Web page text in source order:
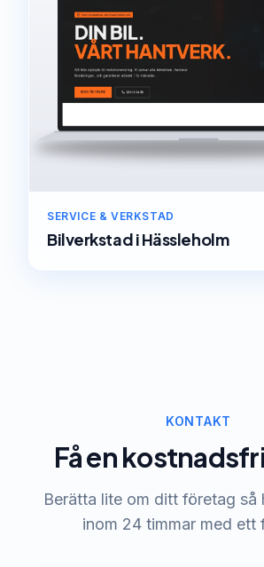
SERVICE & VERKSTAD
BilverkstadiHässleholm
KONTAKT
Få en
Berätta lite om ditt företag så
inom 24 timmar med ett